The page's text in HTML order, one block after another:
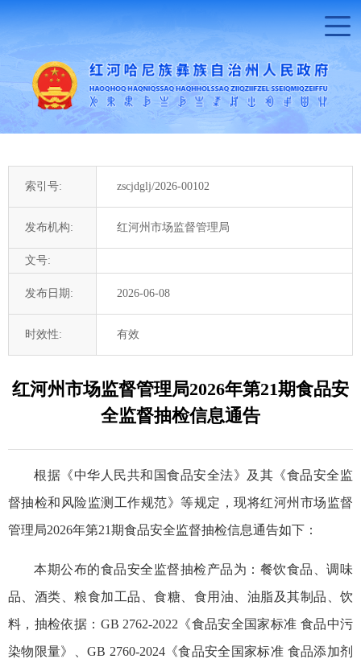
索引号: zscjdglj/2026-00102
发布机构: 红河州市场监督管理局
文号:
发布日期: 2026-06-08
时效性: 有效
红河州市场监督管理局2026年第21期食品安
全监督抽检信息通告
根据《中华人民共和国食品安全法》及其《食品安全监
督抽检和风险监测工作规范》等规定，现将红河州市场监督
管理局2026年第21期食品安全监督抽检信息通告如下：
本期公布的食品安全监督抽检产品为：餐饮食品、调味
品、酒类、粮食加工品、食糖、食用油、油脂及其制品、饮
料，抽检依据：GB 2762-2022《食品安全国家标准 食品中污
染物限量》、GB 2760-2024《食品安全国家标准 食品添加剂